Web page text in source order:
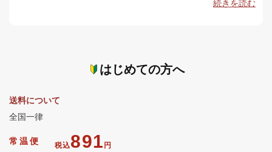
続きを読む
はじめての方へ
送料について
全国一律
常温便 税込891 円